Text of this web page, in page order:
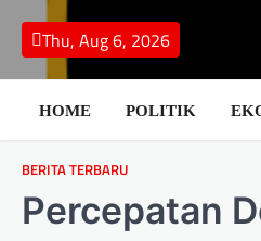
content
Thu, Aug 6, 2026
HOME POLITIK
BERITA TERBARU
Percepatan